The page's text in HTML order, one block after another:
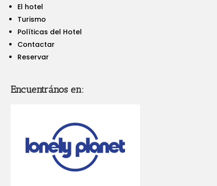
El hotel
Turismo
Políticas del Hotel
Contactar
Reservar
Encuentrános en: